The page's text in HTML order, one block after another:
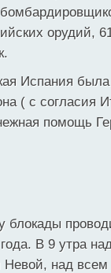
орудий,
Испания
( с согласия
помощь
блокады
В 9 утра
Невой, над